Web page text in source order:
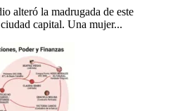
alteró la madrugada de este
capital. Una mujer...